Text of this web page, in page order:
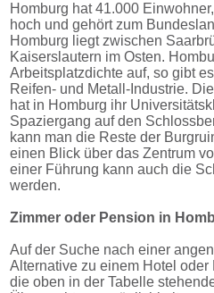
Homburg hat 41.000
hoch und gehört zum
Homburg liegt zwischen
Kaiserslautern im Osten.
Arbeitsplatzdichte auf, so gibt
Reifen- und Metall-Industrie.
hat in Homburg ihr
Spaziergang auf den
kann man die Reste der
einen Blick über das Zentrum
einer Führung kann auch die
werden.
Zimmer oder Pension in
Auf der Suche nach einer
Alternative zu einem Hotel
die oben in der Tabelle